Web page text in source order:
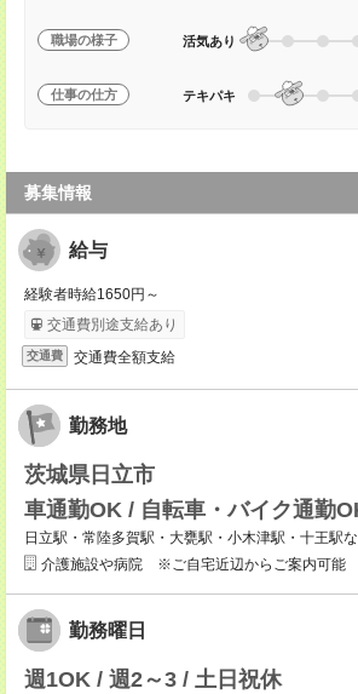
職場の様子 活気あり
仕事の仕方 テキパキ
募集情報
給与
経験者時給1650円～
交通費別途支給あり
交通費 交通費全額支給
勤務地
茨城県日立市
車通勤OK / 自転車・バイク通勤
日立駅・常陸多賀駅・大甕駅・小木津駅・十王駅
介護施設や病院 ※ご自宅近辺からご案内可能
勤務曜日
週1OK / 週2～3 / 土日祝休